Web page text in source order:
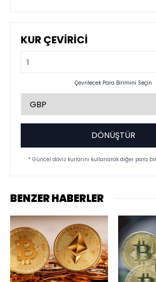
KUR ÇEVİRİCİ
Çevrilecek Para Birimini Seçin
DÖNÜŞTÜR
* Güncel döviz kurlarını kullanarak diğer para
BENZER HABERLER